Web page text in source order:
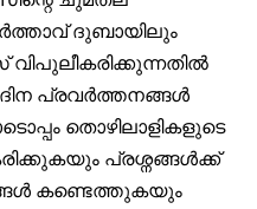
ദുബായിലും
പ്രവർത്തനങ്ങൾ
തൊഴിലാളികളുടെ
പ്രശ്നങ്ങൾക്ക്
കണ്ടെത്തുകയും